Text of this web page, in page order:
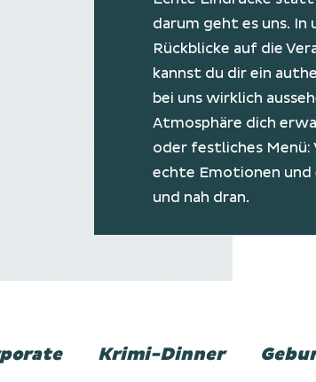
darum geht es uns.
Rückblicke auf die
kannst du dir ein
bei uns wirklich
Atmosphäre dich
oder festliches
echte Emotionen und
und nah dran.
Krimi-Dinner